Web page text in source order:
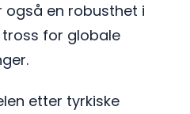
også en robusthet i
for globale
etter tyrkiske